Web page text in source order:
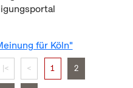
für Köln"
|< < 1 2